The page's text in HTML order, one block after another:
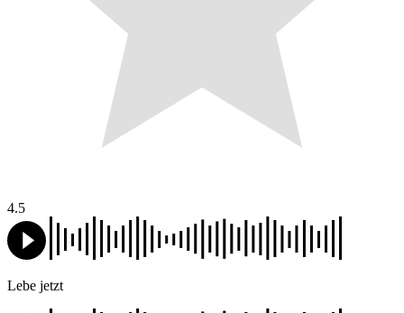
4.5
Lebe jetzt